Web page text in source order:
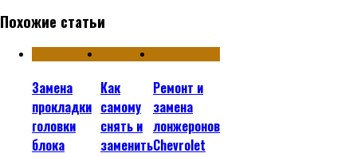
Похожие статьи
Замена
прокладки
головки
блока
Как
самому
снять и
заменить
Ремонт и
замена
лонжеронов
Chevrolet